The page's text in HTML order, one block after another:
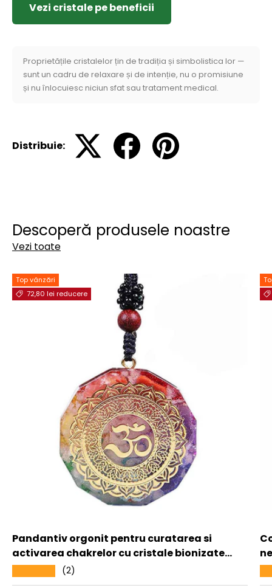
Vezi cristale pe beneficii
Proprietățile cristalelor țin de tradiția și simbolistica lor —
sunt un cadru de relaxare și de intenție, nu o promisiune
și nu înlocuiesc niciun sfat sau tratament medical.
Distribuie:
Descoperă produsele noastre
Vezi toate
Top vânzări
72,80 lei reducere
Pandantiv orgonit pentru curatarea si
activarea chakrelor cu cristale bionizate
Realizat manual
(2)